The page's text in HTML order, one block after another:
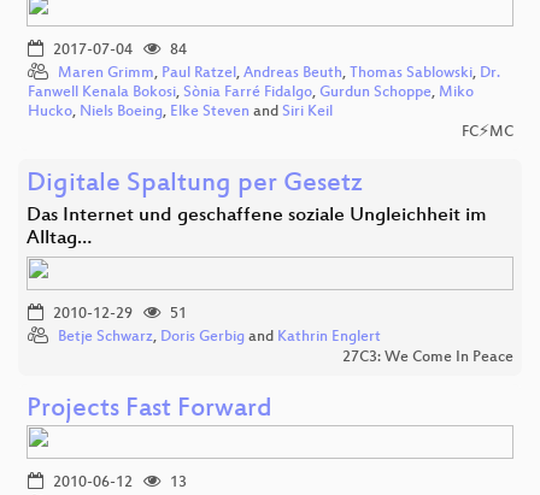
2017-07-04
84
Maren Grimm, Paul Ratzel , Andreas Beuth, Thomas Sablowski, Dr.
Fanwell Kenala Bokosi, Sònia Farré Fidalgo, Gurdun Schoppe, Miko
Hucko, Niels Boeing, Elke Steven and Siri Keil
FC⚡MC
Digitale Spaltung per Gesetz
Das Internet und geschaffene soziale Ungleichheit im
Alltag…
2010-12-29
51
Betje Schwarz, Doris Gerbig and Kathrin Englert
27C3: We Come In Peace
Projects Fast Forward
2010-06-12
13